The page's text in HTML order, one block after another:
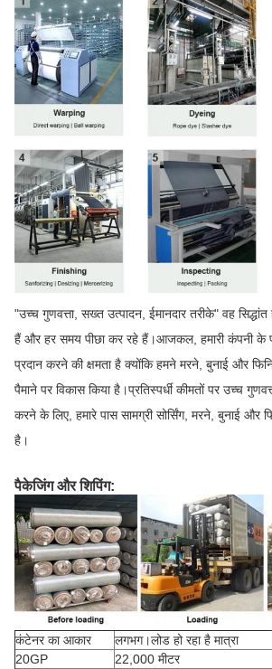
"उच्च गुणवत्ता, सख्त उत्पादन, ईमानदार तरीके" वह
हैं और हर समय पीछा कर रहे हैं।आजकल, हमारी कंपनी के
प्रदान करने की क्षमता है क्योंकि हमने मरने, बुनाई और
पैमाने पर विकास किया है।प्रतिस्पर्धी कीमतों पर उच्च
करने के लिए, हमारे पास सामग्री सोर्सिंग, मरने, बुनाई और
है।
पैकेजिंग और शिपिंग:
कंटेनर का आकार लगभग।लोड हो रहा है मात्रा
20GP
22,000 मीटर